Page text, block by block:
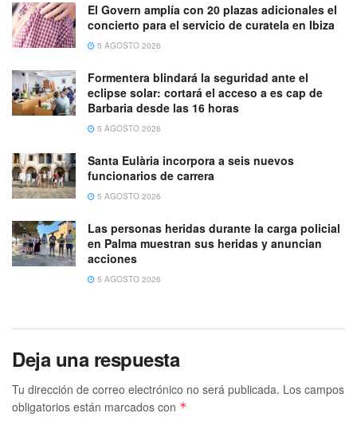
El Govern amplía con 20 plazas adicionales el
concierto para el servicio de curatela en Ibiza
5 AGOSTO 2026
Formentera blindará la seguridad ante el
eclipse solar: cortará el acceso a es cap de
Barbaria desde las 16 horas
5 AGOSTO 2026
Santa Eulària incorpora a seis nuevos
funcionarios de carrera
5 AGOSTO 2026
Las personas heridas durante la carga policial
en Palma muestran sus heridas y anuncian
acciones
5 AGOSTO 2026
Deja una respuesta
Tu dirección de correo electrónico no será publicada. Los campos
obligatorios están marcados con *